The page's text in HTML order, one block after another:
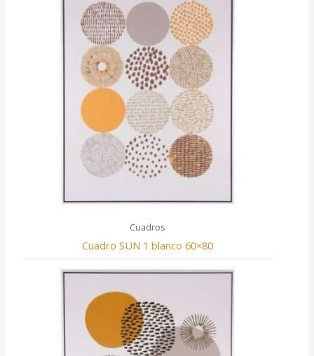
Cuadros
Cuadro SUN 1 blanco 60×80